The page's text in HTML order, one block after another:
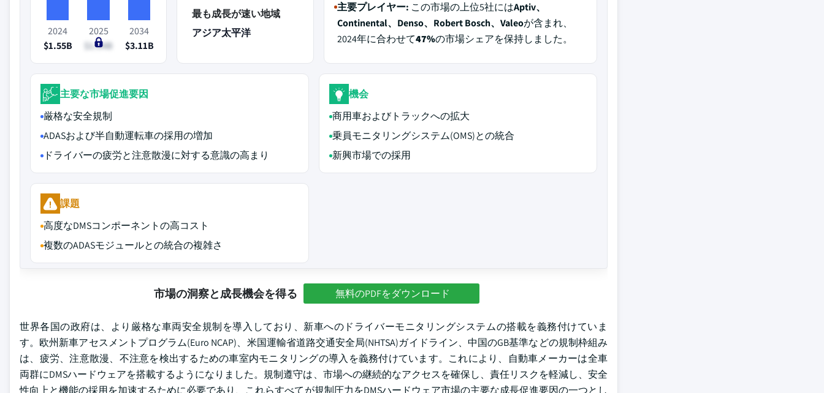
2024
$1.55B
2025
$1.64B
2034
$3.11B
最も成長が速い地域
アジア太平洋
主要プレイヤー: この市場の上位5社にはAptiv、
Continental、Denso、Robert Bosch、Valeoが含まれ、
2024年に合わせて47%の市場シェアを保持しました。
主要な市場促進要因
厳格な安全規制
ADASおよび半自動運転車の採用の増加
ドライバーの疲労と注意散漫に対する意識の高まり
機会
商用車およびトラックへの拡大
乗員モニタリングシステム(OMS)との統合
新興市場での採用
課題
高度なDMSコンポーネントの高コスト
複数のADASモジュールとの統合の複雑さ
市場の洞察と成長機会を得る 無料のPDFをダウンロード
世界各国の政府は、より厳格な車両安全規制を導入しており、新車へのドライバーモニタリングシステムの搭載を義務付けていま
す。欧州新車アセスメントプログラム(Euro NCAP)、米国運輸省道路交通安全局(NHTSA)ガイドライン、中国のGB基準などの規制枠組み
は、疲労、注意散漫、不注意を検出するための車室内モニタリングの導入を義務付けています。これにより、自動車メーカーは全車
両群にDMSハードウェアを搭載するようになりました。規制遵守は、市場への継続的なアクセスを確保し、責任リスクを軽減し、安全
性向上と機能の採用を加速するために必要であり、これらすべてが規制圧力をDMSハードウェア市場の主要な成長促進要因の一つとし